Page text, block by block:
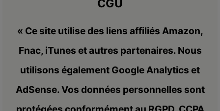
CGU
« Ce site utilise des liens affiliés Amazon,
Fnac, iTunes et autres partenaires. Nous
utilisons également Google Analytics et
AdSense. Vos données personnelles sont